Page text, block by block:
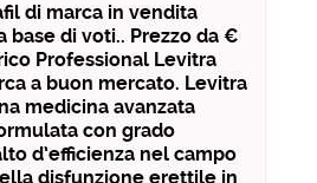
di marca in vendita
base di voti.. Prezzo da €
Professional Levitra
a buon mercato. Levitra
medicina avanzata
con grado
d’efficienza nel campo
disfunzione erettile in